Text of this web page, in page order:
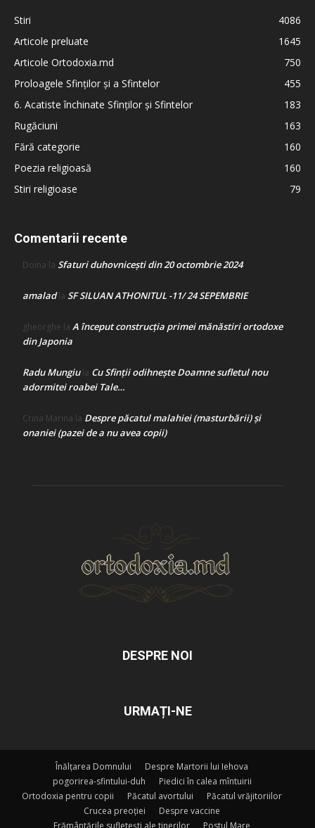
Stiri
4086
Articole preluate
1645
Articole Ortodoxia.md
750
Proloagele Sfinților și a Sfintelor
455
6. Acatiste închinate Sfinților și Sfintelor
183
Rugăciuni
163
Fără categorie
160
Poezia religioasă
160
Stiri religioase
79
Comentarii recente
Doina la Sfaturi duhovnicești din 20 octombrie 2024
amaladla SF SILUAN ATHONITUL -11/ 24 SEPEMBRIE
gheorghe la A început construcţia primei mănăstiri ortodoxe
din Japonia
Radu Mungiula Cu Sfinții odihnește Doamne sufletul nou
adormitei roabei Tale…
Crina Marina la Despre păcatul malahiei (masturbării) şi
onaniei (pazei de a nu avea copii)
DESPRE NOI
URMAȚI-NE
Înălțarea Domnului
Despre Martorii lui Iehova
pogorirea-sfintului-duh
Piedici în calea mîntuirii
Ortodoxia pentru copii
Păcatul avortului
Păcatul vrăjitoriilor
Crucea preoției
Despre vaccine